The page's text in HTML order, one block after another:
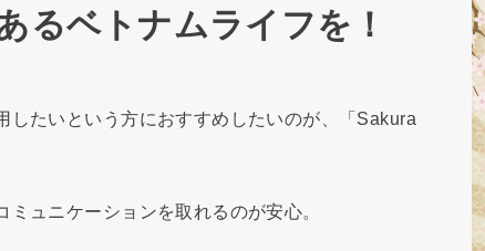
るベトナムライフを！
たいという方におすすめしたいのが、「Sakura
ュニケーションを取れるのが安心。